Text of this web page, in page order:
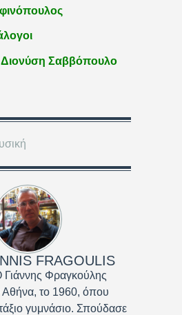
Διονύση Σαββόπουλο
FRAGOULIS
Φραγκούλης
Αθήνα, το 1960, όπου
γυμνάσιο. Σπούδασε